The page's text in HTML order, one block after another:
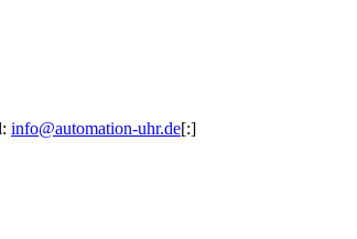
info@automation-uhr.de[:]